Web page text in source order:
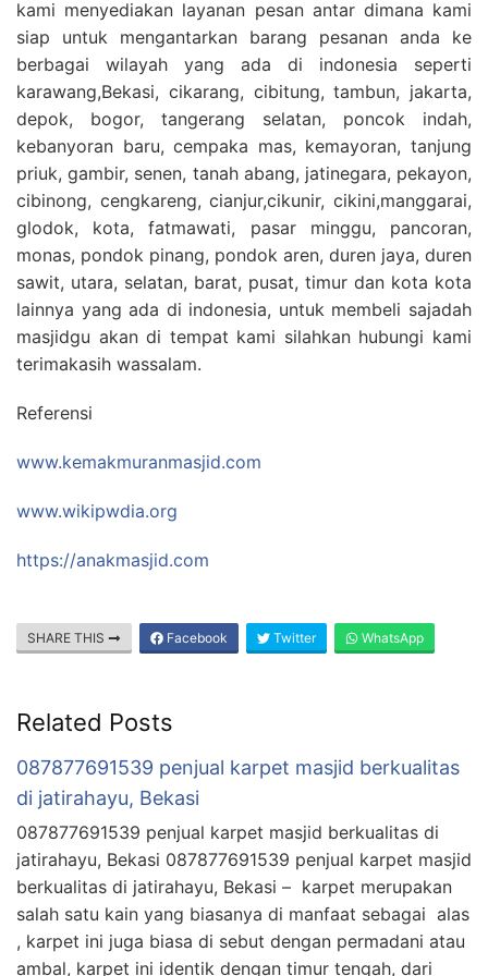
kami menyediakan layanan pesan antar dimana kami
siap untuk mengantarkan barang pesanan anda ke
berbagai wilayah yang ada di indonesia seperti
karawang,Bekasi, cikarang, cibitung, tambun, jakarta,
depok, bogor, tangerang selatan, poncok indah,
kebanyoran baru, cempaka mas, kemayoran, tanjung
priuk, gambir, senen, tanah abang, jatinegara, pekayon,
cibinong, cengkareng, cianjur,cikunir, cikini,manggarai,
glodok, kota, fatmawati, pasar minggu, pancoran,
monas, pondok pinang, pondok aren, duren jaya, duren
sawit, utara, selatan, barat, pusat, timur dan kota kota
lainnya yang ada di indonesia, untuk membeli sajadah
masjidgu akan di tempat kami silahkan hubungi kami
terimakasih wassalam.
Referensi
www.kemakmuranmasjid.com
www.wikipwdia.org
https://anakmasjid.com
SHARE THIS Facebook Twitter WhatsApp
Related Posts
087877691539 penjual karpet masjid berkualitas
di jatirahayu, Bekasi
087877691539 penjual karpet masjid berkualitas di
jatirahayu, Bekasi 087877691539 penjual karpet masjid
berkualitas di jatirahayu, Bekasi – karpet merupakan
salah satu kain yang biasanya di manfaat sebagai alas
, karpet ini juga biasa di sebut dengan permadani atau
ambal, karpet ini identik dengan timur tengah, dari